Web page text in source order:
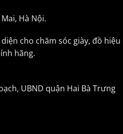
Hà Nội.
cho chăm sóc giày, đồ hiệu
hãng.
UBND quận Hai Bà Trưng